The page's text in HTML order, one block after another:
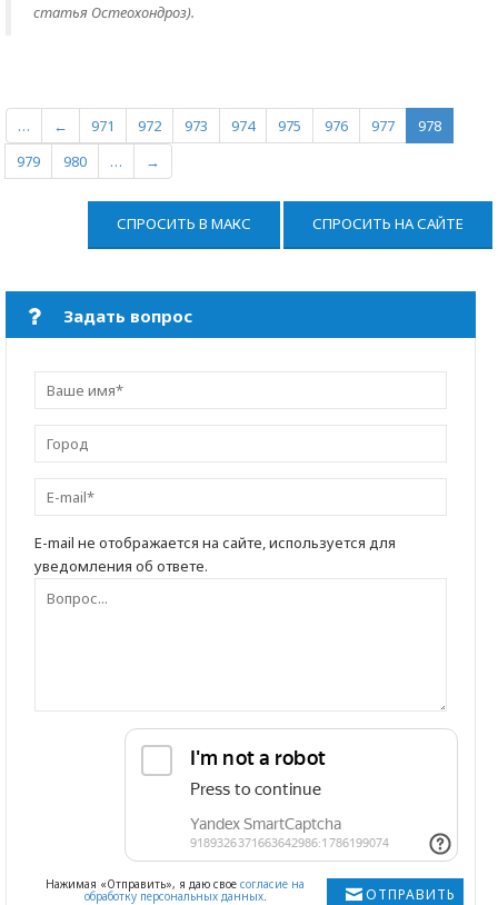
статья Остеохондроз).
… ← 971 972 973 974 975 976 977
978
979
980 … →
СПРОСИТЬ В МАКС СПРОСИТЬ НА САЙТЕ
Задать вопрос
E-mail не отображается на сайте, используется для
уведомления об ответе.
ОТПРАВИТЬ
Нажимая «Отправить», я даю свое согласие на
обработку персональных данных.